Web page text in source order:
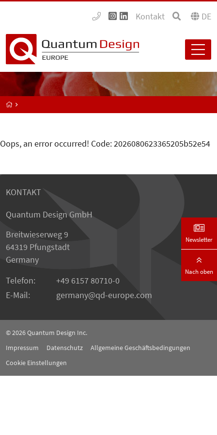
Kontakt DE
Oops, an error occurred! Code: 2026080623365205b52e54
KONTAKT
Quantum Design GmbH
Breitwieserweg 9
64319 Pfungstadt
Germany
Telefon:
+49 6157 80710-0
E-Mail:
germany qd-europe.com
© 2026Quantum Design Inc.
Impressum
Datenschutz
Allgemeine Geschäftsbedingungen
Cookie Einstellungen
Newsletter
Nach oben